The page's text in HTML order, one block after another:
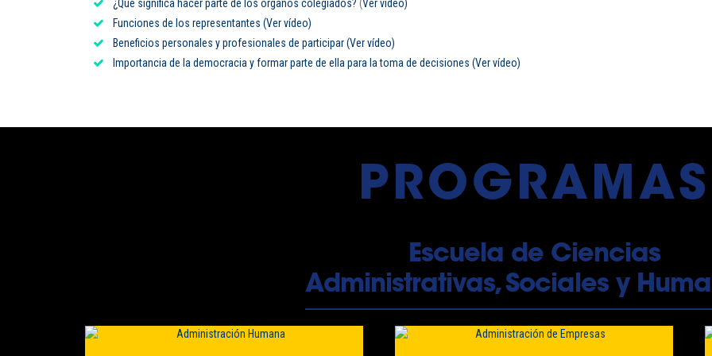
¿Qué significa hacer parte de los órganos colegiados? (Ver vídeo)
Funciones de los representantes (Ver vídeo)
Beneficios personales y profesionales de participar (Ver vídeo)
Importancia de la democracia y formar parte de ella para la toma de decisiones (Ver vídeo)
PROGRAMAS
Escuela de Ciencias
Administrativas, Sociales y